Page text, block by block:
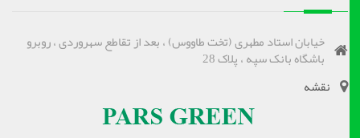
خیابان استاد مطهری (تخت طاووس) ، بعد از تقاطع سهروردی ، روبرو
باشگاه بانک سپه ، پلاک 28
نقشه